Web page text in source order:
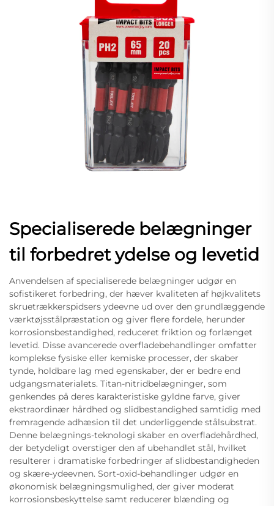
Specialiserede belægninger
til forbedret ydelse og levetid
Anvendelsen af specialiserede belægninger udgør en
sofistikeret forbedring, der hæver kvaliteten af højkvalitets
skruetrækkerspidsers ydeevne ud over den grundlæggende
værktøjsstålpræstation og giver flere fordele, herunder
korrosionsbestandighed, reduceret friktion og forlænget
levetid. Disse avancerede overfladebehandlinger omfatter
komplekse fysiske eller kemiske processer, der skaber
tynde, holdbare lag med egenskaber, der er bedre end
udgangsmaterialets. Titan-nitridbelægninger, som
genkendes på deres karakteristiske gyldne farve, giver
ekstraordinær hårdhed og slidbestandighed samtidig med
fremragende adhæsion til det underliggende stålsubstrat.
Denne belægnings-teknologi skaber en overfladehårdhed,
der betydeligt overstiger den af ubehandlet stål, hvilket
resulterer i dramatiske forbedringer af slidbestandigheden
og skære-ydeevnen. Sort-oxid-behandlinger udgør en
økonomisk belægningsmulighed, der giver moderat
korrosionsbeskyttelse samt reducerer blænding og